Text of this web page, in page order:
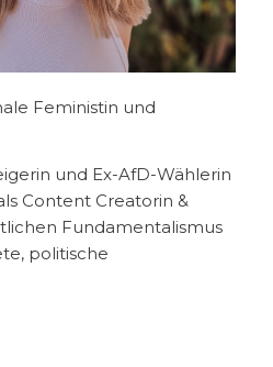
Feministin und
und Ex-AfD-Wählerin
Content Creatorin &
Fundamentalismus
politische